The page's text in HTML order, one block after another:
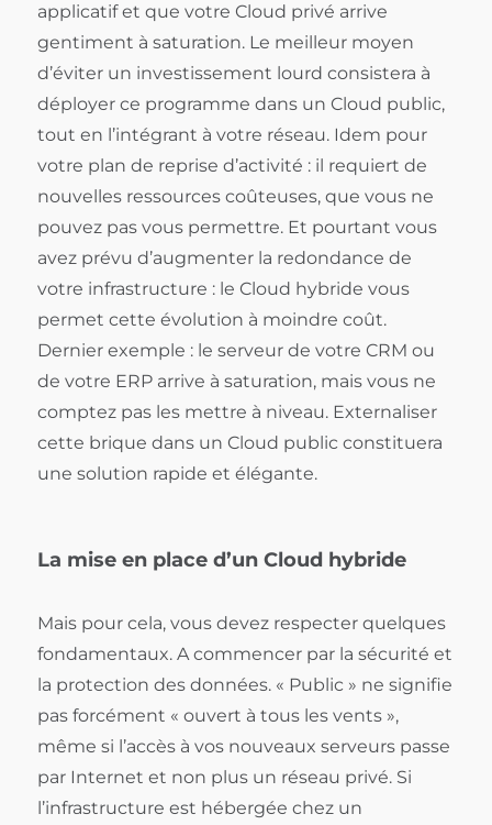
applicatif et que votre Cloud privé arrive
gentiment à saturation. Le meilleur moyen
d’éviter un investissement lourd consistera à
déployer ce programme dans un Cloud public,
tout en l’intégrant à votre réseau. Idem pour
votre plan de reprise d’activité : il requiert de
nouvelles ressources coûteuses, que vous ne
pouvez pas vous permettre. Et pourtant vous
avez prévu d’augmenter la redondance de
votre infrastructure : le Cloud hybride vous
permet cette évolution à moindre coût.
Dernier exemple : le serveur de votre CRM ou
de votre ERP arrive à saturation, mais vous ne
comptez pas les mettre à niveau. Externaliser
cette brique dans un Cloud public constituera
une solution rapide et élégante.
La mise en place d’un Cloud hybride
Mais pour cela, vous devez respecter quelques
fondamentaux. A commencer par la sécurité et
la protection des données. « Public » ne signifie
pas forcément « ouvert à tous les vents »,
même si l’accès à vos nouveaux serveurs passe
par Internet et non plus un réseau privé. Si
l’infrastructure est hébergée chez un